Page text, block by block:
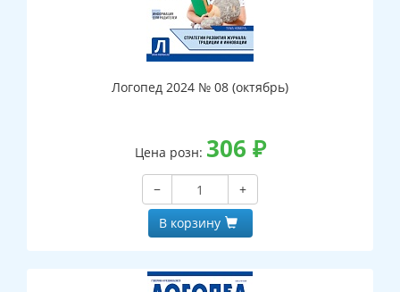
Логопед 2024 № 08 (октябрь)
Цена розн: 306 ₽
−
+
В корзину